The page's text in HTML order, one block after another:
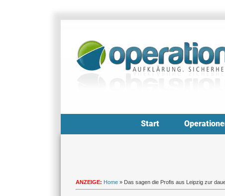
Start
ANZEIGE: Home » Das sagen die Profis aus Leipzig zur